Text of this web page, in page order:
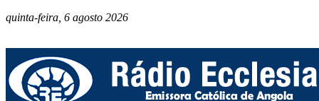
quinta-feira, 6 agosto 2026